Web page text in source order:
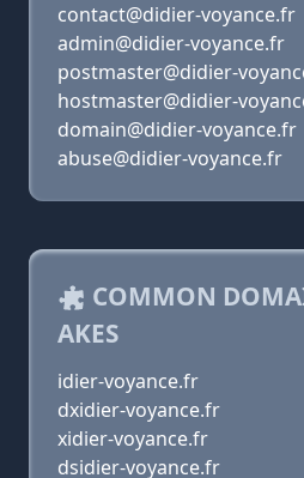
contact@didier-voyance.fr
admin@didier-voyance.fr
postmaster@didier-
hostmaster@didier-
domain@didier-voyance.fr
abuse@didier-voyance.fr
COMMON
AKES
idier-voyance.fr
dxidier-voyance.fr
xidier-voyance.fr
dsidier-voyance.fr